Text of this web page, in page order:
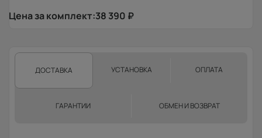
Цена за комплект:38 390 ₽
ДОСТАВКА УСТАНОВКА ОПЛАТА
ГАРАНТИИ ОБМЕН И ВОЗВРАТ